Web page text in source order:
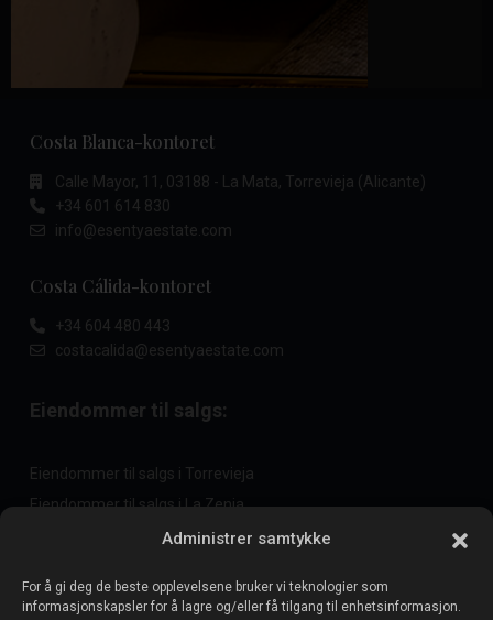
Administrer samtykke
For å gi deg de beste opplevelsene bruker vi teknologier som
informasjonskapsler for å lagre og/eller få tilgang til enhetsinformasjon.
Costa Blanca-kontoret
Calle Mayor, 11, 03188 - La Mata, Torrevieja (Alicante)
+34 601 614 830
info@esentyaestate.com
Costa Cálida-kontoret
+34 604 480 443
costacalida@esentyaestate.com
Eiendommer til salgs:
Eiendommer til salgs i Torrevieja
Eiendommer til salgs i La Zenia
Eiendommer til salgs i Cabo Roig
Selg eiendommen din: